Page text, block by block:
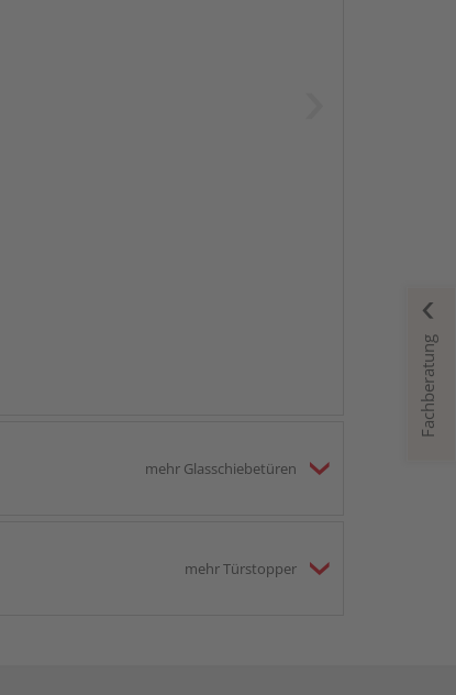
mehr Glasschiebetüren
mehr Türstopper
Fachberatung